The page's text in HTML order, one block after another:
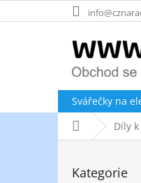
na
Svářečky na
Domů Díly
kategorie
Kategorie